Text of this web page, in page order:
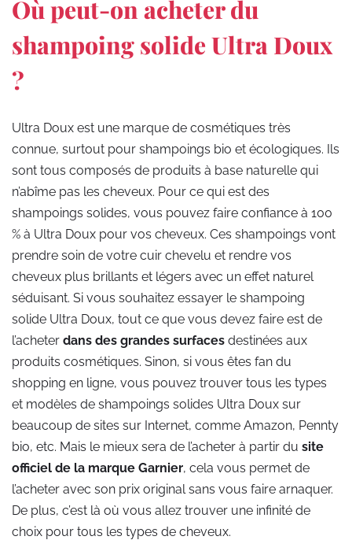
Où peut-on acheter du
shampoing solide Ultra Doux
?
Ultra Doux est une marque de cosmétiques très
connue, surtout pour shampoings bio et écologiques. Ils
sont tous composés de produits à base naturelle qui
n’abîme pas les cheveux. Pour ce qui est des
shampoings solides, vous pouvez faire confiance à 100
% à Ultra Doux pour vos cheveux. Ces shampoings vont
prendre soin de votre cuir chevelu et rendre vos
cheveux plus brillants et légers avec un effet naturel
séduisant. Si vous souhaitez essayer le shampoing
solide Ultra Doux, tout ce que vous devez faire est de
l’acheter dans des grandes surfaces destinées aux
produits cosmétiques. Sinon, si vous êtes fan du
shopping en ligne, vous pouvez trouver tous les types
et modèles de shampoings solides Ultra Doux sur
beaucoup de sites sur Internet, comme Amazon, Pennty
bio, etc. Mais le mieux sera de l’acheter à partir du site
officiel de la marque Garnier, cela vous permet de
l’acheter avec son prix original sans vous faire arnaquer.
De plus, c’est là où vous allez trouver une infinité de
choix pour tous les types de cheveux.